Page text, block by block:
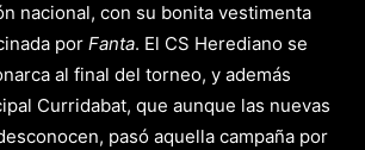
nacional, con su bonita vestimenta
por Fanta. El CS Herediano se
al final del torneo, y además
Curridabat, que aunque las nuevas
pasó aquella campaña por